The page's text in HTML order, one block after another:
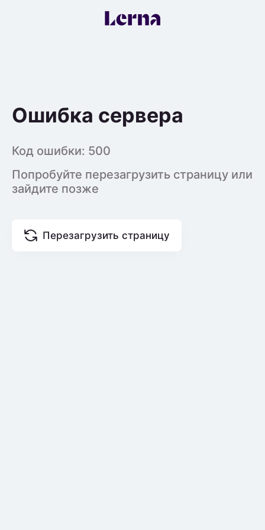
Ошибка сервера
Код ошибки: 500
Попробуйте перезагрузить страницу или
зайдите позже
Перезагрузить страницу